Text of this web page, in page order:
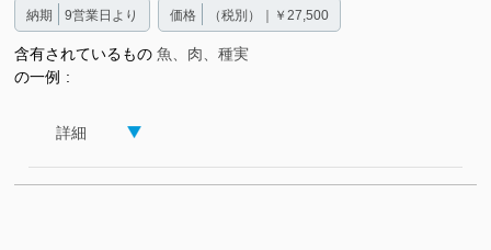
納期 9営業日より 価格 （税別）｜￥27,500
含有されているもの
の一例
魚、肉、種実
詳細